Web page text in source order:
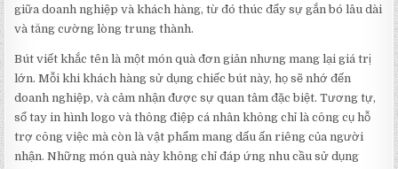
giữa doanh nghiệp và khách hàng, từ đó thúc đẩy sự gắn bó lâu dài
và tăng cường lòng trung thành.
Bút viết khắc tên là một món quà đơn giản nhưng mang lại giá trị
lớn. Mỗi khi khách hàng sử dụng chiếc bút này, họ sẽ nhớ đến
doanh nghiệp, và cảm nhận được sự quan tâm đặc biệt. Tương tự,
sổ tay in hình logo và thông điệp cá nhân không chỉ là công cụ hỗ
trợ công việc mà còn là vật phẩm mang dấu ấn riêng của người
nhận. Những món quà này không chỉ đáp ứng nhu cầu sử dụng